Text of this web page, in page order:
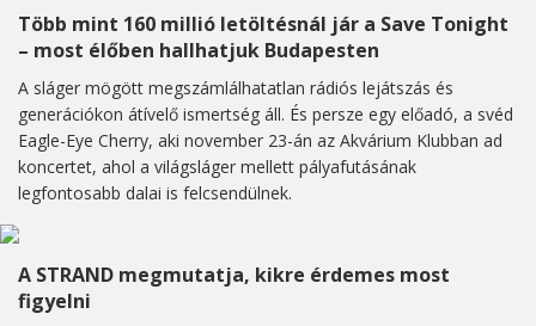
Több mint 160 millió letöltésnál jár a Save Tonight
– most élőben hallhatjuk Budapesten
A sláger mögött megszámlálhatatlan rádiós lejátszás és
generációkon átívelő ismertség áll. És persze egy előadó, a svéd
Eagle-Eye Cherry, aki november 23-án az Akvárium Klubban ad
koncertet, ahol a világsláger mellett pályafutásának
legfontosabb dalai is felcsendülnek.
A STRAND megmutatja, kikre érdemes most
figyelni